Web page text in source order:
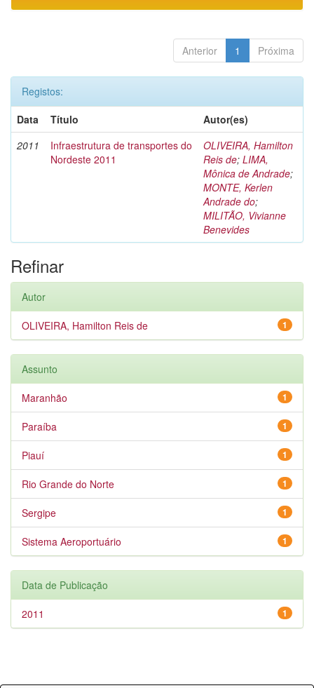
Anterior 1 Próxima
Registos:
Data
Título
Autor(es)
2011
Infraestrutura de transportes do
Nordeste 2011
OLIVEIRA, Hamilton
Reis de; LIMA,
Mônica de Andrade;
MONTE, Kerlen
Andrade do;
MILITÃO, Vivianne
Benevides
Refinar
Autor
1
OLIVEIRA, Hamilton Reis de
Assunto
1
Maranhão
1
Paraíba
1
Piauí
1
Rio Grande do Norte
1
Sergipe
1
Sistema Aeroportuário
Data de Publicação
1
2011